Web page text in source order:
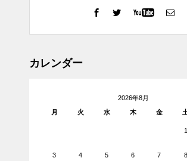
カレンダー
2026年8月
月
火 水 木 金
1
3 4 5 6 7 8